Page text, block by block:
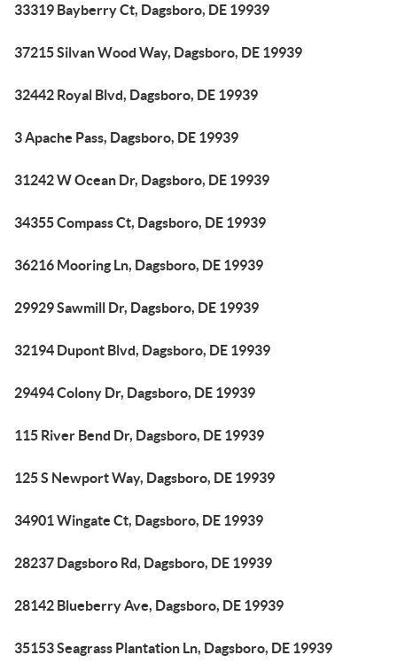
33319 Bayberry Ct, Dagsboro, DE 19939
37215 Silvan Wood Way, Dagsboro, DE 19939
32442 Royal Blvd, Dagsboro, DE 19939
3 Apache Pass, Dagsboro, DE 19939
31242 W Ocean Dr, Dagsboro, DE 19939
34355 Compass Ct, Dagsboro, DE 19939
36216 Mooring Ln, Dagsboro, DE 19939
29929 Sawmill Dr, Dagsboro, DE 19939
32194 Dupont Blvd, Dagsboro, DE 19939
29494 Colony Dr, Dagsboro, DE 19939
115 River Bend Dr, Dagsboro, DE 19939
125 S Newport Way, Dagsboro, DE 19939
34901 Wingate Ct, Dagsboro, DE 19939
28237 Dagsboro Rd, Dagsboro, DE 19939
28142 Blueberry Ave, Dagsboro, DE 19939
35153 Seagrass Plantation Ln, Dagsboro, DE 19939